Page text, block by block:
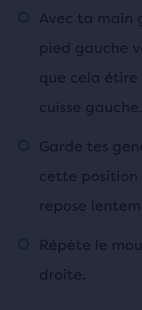
Avec ta main
pied gauche
que cela étire
cuisse gauche.
Garde tes
cette position
repose
Répète le
droite.